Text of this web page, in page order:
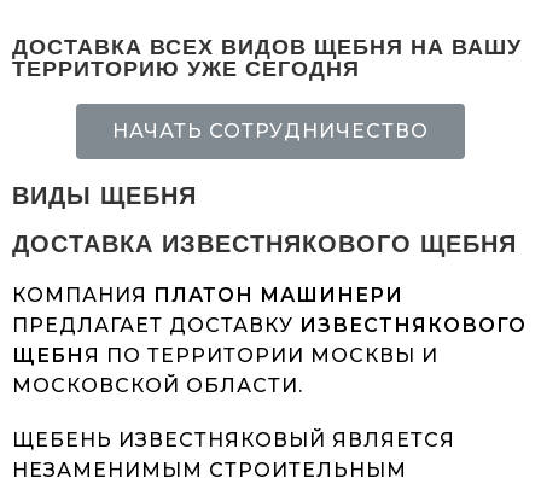
ДОСТАВКА ВСЕХ ВИДОВ ЩЕБНЯ НА ВАШУ
ТЕРРИТОРИЮ УЖЕ СЕГОДНЯ
НАЧАТЬ СОТРУДНИЧЕСТВО
ВИДЫ ЩЕБНЯ
ДОСТАВКА ИЗВЕСТНЯКОВОГО ЩЕБНЯ
КОМПАНИЯ
ПЛАТОН МАШИНЕРИ
ПРЕДЛАГАЕТ ДОСТАВКУ ИЗВЕСТНЯКОВОГО
ЩЕБН Я ПО ТЕРРИТОРИИ МОСКВЫ И
МОСКОВСКОЙ ОБЛАСТИ.
ЩЕБЕНЬ ИЗВЕСТНЯКОВЫЙ ЯВЛЯЕТСЯ
НЕЗАМЕНИМЫМ СТРОИТЕЛЬНЫМ